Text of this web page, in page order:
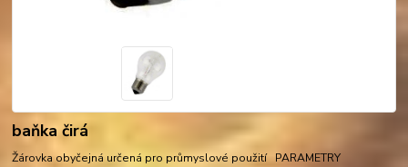
baňka čirá
Žárovka obyčejná určená pro průmyslové použití PARAMETRY